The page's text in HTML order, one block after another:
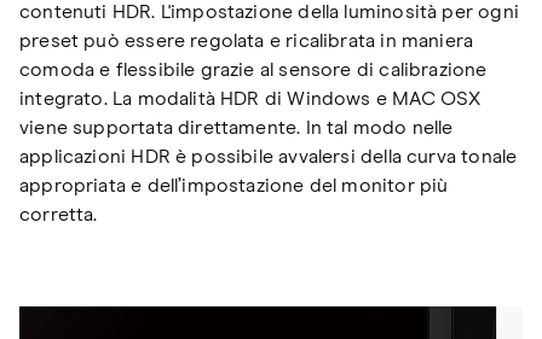
contenuti HDR. L'impostazione della luminosità per ogni
preset può essere regolata e ricalibrata in maniera
comoda e flessibile grazie al sensore di calibrazione
integrato. La modalità HDR di Windows e MAC OSX
viene supportata direttamente. In tal modo nelle
applicazioni HDR è possibile avvalersi della curva tonale
appropriata e dell’impostazione del monitor più
corretta.